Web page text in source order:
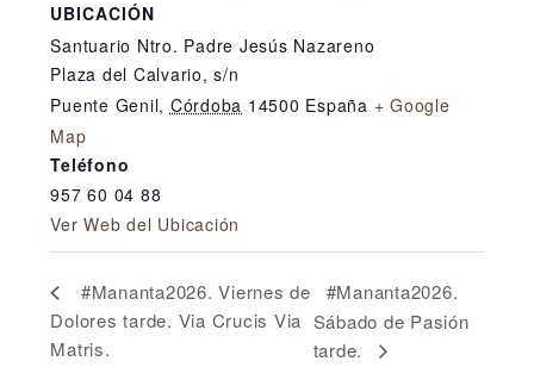
UBICACIÓN
Santuario Ntro. Padre Jesús Nazareno
Plaza del Calvario, s/n
Puente Genil, Córdoba 14500 España + Google
Map
Teléfono
957 60 04 88
Ver Web del Ubicación
#Mananta2026. Viernes de
Dolores tarde. Via Crucis Via
Matris.
#Mananta2026.
Sábado de Pasión
tarde.